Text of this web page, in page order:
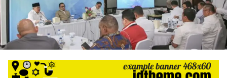
relatif
lebih
murah
dari
Koran
maupun